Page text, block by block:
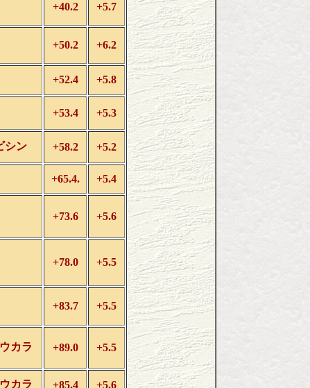
+40.2 +5.7
+50.2 +6.2
+52.4 +5.8
+53.4 +5.3
シン +58.2 +5.2
+65.4. +5.4
+73.6 +5.6
+78.0 +5.5
+83.7 +5.5
カラ +89.0 +5.5
カラ +85.4 +5.6